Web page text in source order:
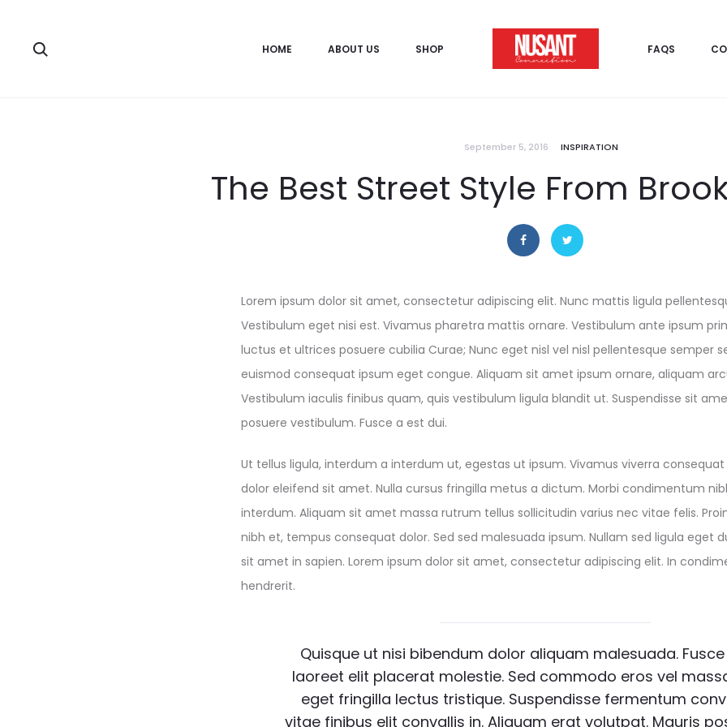
HOME ABOUT US SHOP FAQS
September 5, 2016 INSPIRATION
The Best Street Style From
Lorem ipsum dolor sit amet, consectetur adipiscing elit. Nunc mattis ligula
Vestibulum eget nisi est. Vivamus pharetra mattis ornare. Vestibulum ante ipsum
luctus et ultrices posuere cubilia Curae; Nunc eget nisl vel nisl pellentesque semper
euismod consequat ipsum eget congue. Aliquam sit amet ipsum ornare, aliquam
Vestibulum iaculis finibus quam, quis vestibulum ligula blandit ut. Suspendisse sit
posuere vestibulum. Fusce a est dui.
Ut tellus ligula, interdum a interdum ut, egestas ut ipsum. Vivamus viverra
dolor eleifend sit amet. Nulla cursus fringilla metus a dictum. Morbi condimentum
interdum. Aliquam sit amet massa rutrum tellus sollicitudin varius nec vitae felis.
nibh et, tempus consequat dolor. Sed sed malesuada ipsum. Nullam sed ligula eget
sit amet in sapien. Lorem ipsum dolor sit amet, consectetur adipiscing elit. In
hendrerit.
Quisque ut nisi bibendum dolor aliquam malesuada.
laoreet elit placerat molestie. Sed commodo eros vel
eget fringilla lectus tristique. Suspendisse fermentum
vitae finibus elit convallis in. Aliquam erat volutpat. Mauris